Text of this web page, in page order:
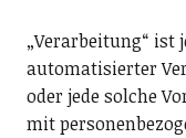
„Verarbeitung“ ist
automatisierter
oder jede solche
mit